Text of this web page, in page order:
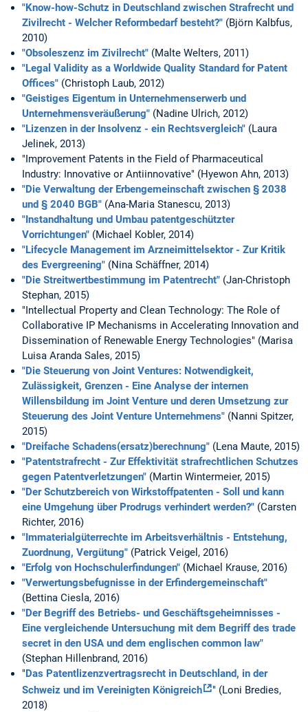
"Know-how-Schutz in Deutschland zwischen Strafrecht und
Zivilrecht - Welcher Reformbedarf besteht?" (Björn Kalbfus,
2010)
"Obsoleszenz im Zivilrecht" (Malte Welters, 2011)
"Legal Validity as a Worldwide Quality Standard for Patent
Offices" (Christoph Laub, 2012)
"Geistiges Eigentum in Unternehmenserwerb und
Unternehmensveräußerung" (Nadine Ulrich, 2012)
"Lizenzen in der Insolvenz - ein Rechtsvergleich" (Laura
Jelinek, 2013)
"Improvement Patents in the Field of Pharmaceutical
Industry: Innovative or Antiinnovative" (Hyewon Ahn, 2013)
"Die Verwaltung der Erbengemeinschaft zwischen § 2038
und § 2040 BGB" (Ana-Maria Stanescu, 2013)
"Instandhaltung und Umbau patentgeschützter
Vorrichtungen" (Michael Kobler, 2014)
"Lifecycle Management im Arzneimittelsektor - Zur Kritik
des Evergreening" (Nina Schäffner, 2014)
"Die Streitwertbestimmung im Patentrecht" (Jan-Christoph
Stephan, 2015)
"Intellectual Property and Clean Technology: The Role of
Collaborative IP Mechanisms in Accelerating Innovation and
Dissemination of Renewable Energy Technologies" (Marisa
Luisa Aranda Sales, 2015)
"Die Steuerung von Joint Ventures: Notwendigkeit,
Zulässigkeit, Grenzen - Eine Analyse der internen
Willensbildung im Joint Venture und deren Umsetzung zur
Steuerung des Joint Venture Unternehmens" (Nanni Spitzer,
2015)
"Dreifache Schadens(ersatz)berechnung" (Lena Maute, 2015)
"Patentstrafrecht - Zur Effektivität strafrechtlichen Schutzes
gegen Patentverletzungen" (Martin Wintermeier, 2015)
"Der Schutzbereich von Wirkstoffpatenten - Soll und kann
eine Umgehung über Prodrugs verhindert werden?" (Carsten
Richter, 2016)
"Immaterialgüterrechte im Arbeitsverhältnis - Entstehung,
Zuordnung, Vergütung" (Patrick Veigel, 2016)
"Erfolg von Hochschulerfindungen" (Michael Krause, 2016)
"Verwertungsbefugnisse in der Erfindergemeinschaft"
(Bettina Ciesla, 2016)
"Der Begriff des Betriebs- und Geschäftsgeheimnisses -
Eine vergleichende Untersuchung mit dem Begriff des trade
secret in den USA und dem englischen common law"
(Stephan Hillenbrand, 2016)
"Das Patentlizenzvertragsrecht in Deutschland, in der
Schweiz und im Vereinigten Königreich
" (Loni Bredies,
2018)